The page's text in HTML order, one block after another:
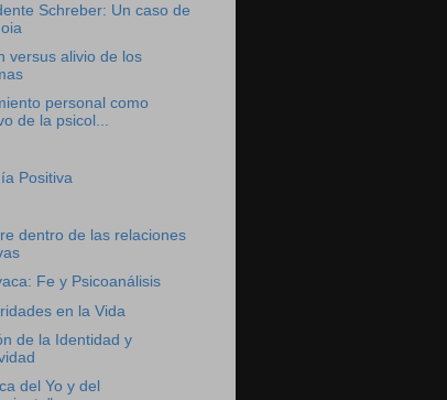
Schreber: Un caso de
versus alivio de los
personal como
de la psicol...
Positiva
dentro de las relaciones
Fe y Psicoanálisis
en la Vida
de la Identidad y
del Yo y del